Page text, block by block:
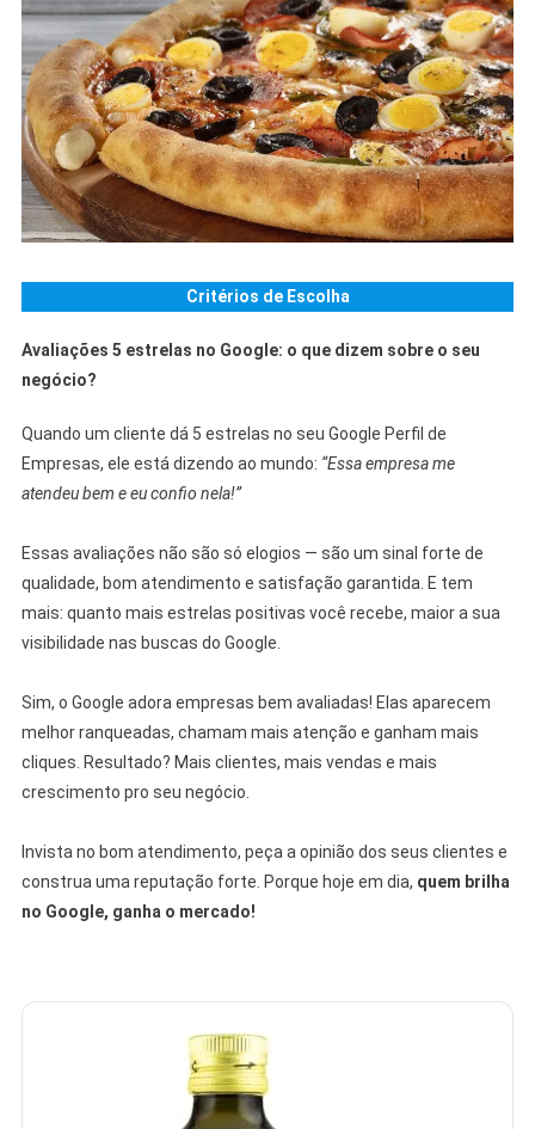
Critérios de Escolha
Avaliações 5 estrelas no Google: o que dizem sobre o seu
negócio?
Quando um cliente dá 5 estrelas no seu Google Perfil de
Empresas, ele está dizendo ao mundo: “Essa empresa me
atendeu bem e eu confio nela!”
Essas avaliações não são só elogios — são um sinal forte de
qualidade, bom atendimento e satisfação garantida. E tem
mais: quanto mais estrelas positivas você recebe, maior a sua
visibilidade nas buscas do Google.
Sim, o Google adora empresas bem avaliadas! Elas aparecem
melhor ranqueadas, chamam mais atenção e ganham mais
cliques. Resultado? Mais clientes, mais vendas e mais
crescimento pro seu negócio.
Invista no bom atendimento, peça a opinião dos seus clientes e
construa uma reputação forte. Porque hoje em dia, quem brilha
no Google, ganha o mercado!